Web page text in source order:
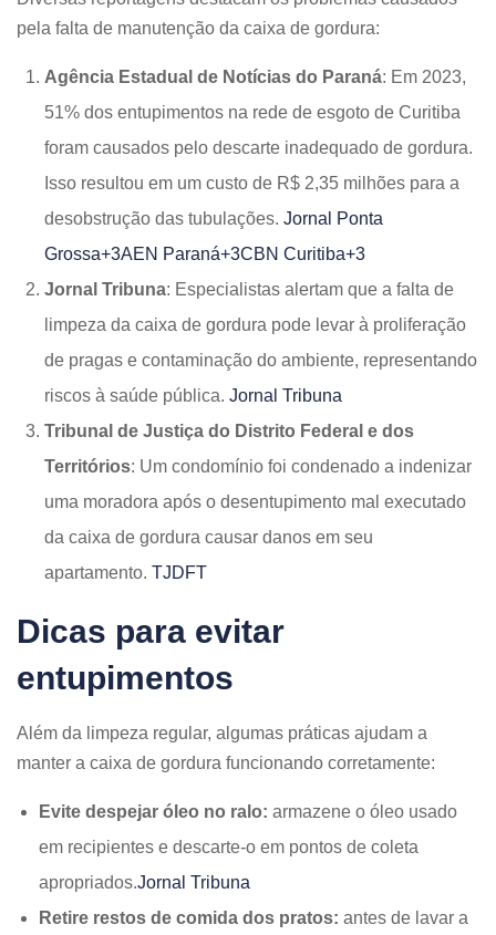
pela falta de manutenção da caixa de gordura:​
Agência Estadual de Notícias do Paraná: Em 2023,
51% dos entupimentos na rede de esgoto de Curitiba
foram causados pelo descarte inadequado de gordura.
Isso resultou em um custo de R$ 2,35 milhões para a
desobstrução das tubulações. ​ Jornal Ponta
Grossa+3AEN Paraná+3CBN Curitiba+3
Jornal Tribuna: Especialistas alertam que a falta de
limpeza da caixa de gordura pode levar à proliferação
de pragas e contaminação do ambiente, representando
riscos à saúde pública. ​ Jornal Tribuna
Tribunal de Justiça do Distrito Federal e dos
Territórios: Um condomínio foi condenado a indenizar
uma moradora após o desentupimento mal executado
da caixa de gordura causar danos em seu
apartamento. ​ TJDFT
Dicas para evitar
entupimentos
Além da limpeza regular, algumas práticas ajudam a
manter a caixa de gordura funcionando corretamente:​
Evite despejar óleo no ralo: armazene o óleo usado
em recipientes e descarte-o em pontos de coleta
apropriados.​Jornal Tribuna
Retire restos de comida dos pratos: antes de lavar a